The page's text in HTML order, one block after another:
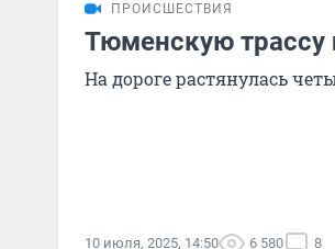
ПРОИСШЕСТВИЯ
Тюменскую трассу
На дороге растянулась
10 июля, 2025, 14:50 6 580 8